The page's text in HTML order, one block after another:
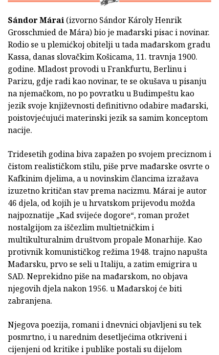
Sándor Márai (izvorno Sándor Károly Henrik
Grosschmied de Mára) bio je mađarski pisac i novinar.
Rodio se u plemićkoj obitelji u tada mađarskom gradu
Kassa, danas slovačkim Košicama, 11. travnja 1900.
godine. Mladost provodi u Frankfurtu, Berlinu i
Parizu, gdje radi kao novinar, te se okušava u pisanju
na njemačkom, no po povratku u Budimpeštu kao
jezik svoje književnosti definitivno odabire mađarski,
poistovjećujući materinski jezik sa samim konceptom
nacije.
Tridesetih godina biva zapažen po svojem preciznom i
čistom realističkom stilu, piše prve mađarske osvrte o
Kafkinim djelima, a u novinskim člancima izražava
izuzetno kritičan stav prema nacizmu. Márai je autor
46 djela, od kojih je u hrvatskom prijevodu možda
najpoznatije „Kad svijeće dogore“, roman prožet
nostalgijom za iščezlim multietničkim i
multikulturalnim društvom propale Monarhije. Kao
protivnik komunističkog režima 1948. trajno napušta
Mađarsku, prvo se seli u Italiju, a zatim emigrira u
SAD. Neprekidno piše na mađarskom, no objava
njegovih djela nakon 1956. u Mađarskoj će biti
zabranjena.
Njegova poezija, romani i dnevnici objavljeni su tek
posmrtno, i u narednim desetljećima otkriveni i
cijenjeni od kritike i publike postali su dijelom